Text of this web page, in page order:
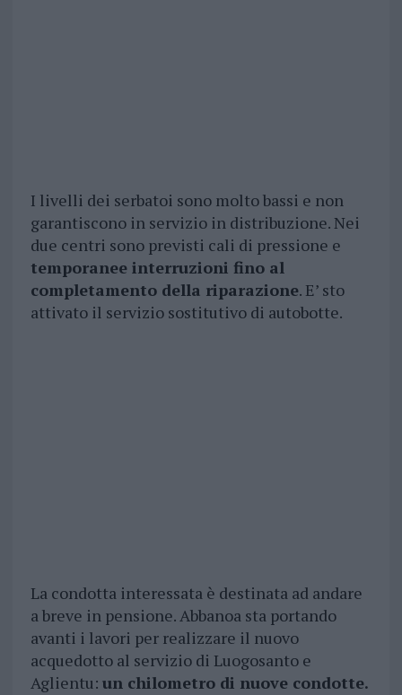
I livelli dei serbatoi sono molto bassi e non
garantiscono in servizio in distribuzione. Nei
due centri sono previsti cali di pressione e
temporanee interruzioni fino al
completamento della riparazione. E’ sto
attivato il servizio sostitutivo di autobotte.
La condotta interessata è destinata ad andare
a breve in pensione. Abbanoa sta portando
avanti i lavori per realizzare il nuovo
acquedotto al servizio di Luogosanto e
Aglientu: un chilometro di nuove condotte.